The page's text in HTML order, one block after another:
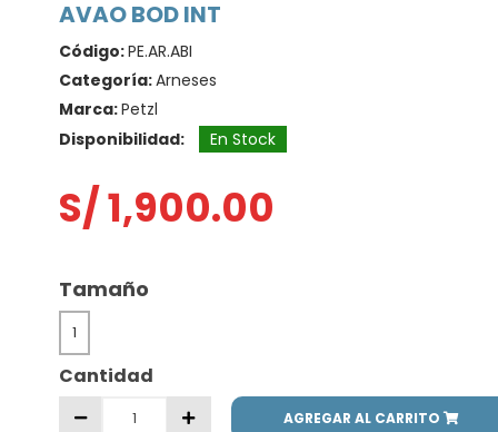
AVAO BOD INT
Código:PE.AR.ABI
Categoría:Arneses
Marca:Petzl
Disponibilidad:
En Stock
S/ 1,900.00
Tamaño
1
Cantidad
AGREGAR AL CARRITO